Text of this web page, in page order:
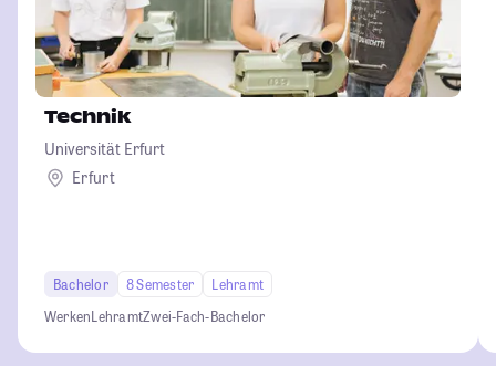
Technik
Universität Erfurt
Erfurt
Bachelor 8 Semester
Lehramt
WerkenLehramtZwei-Fach-Bachelor